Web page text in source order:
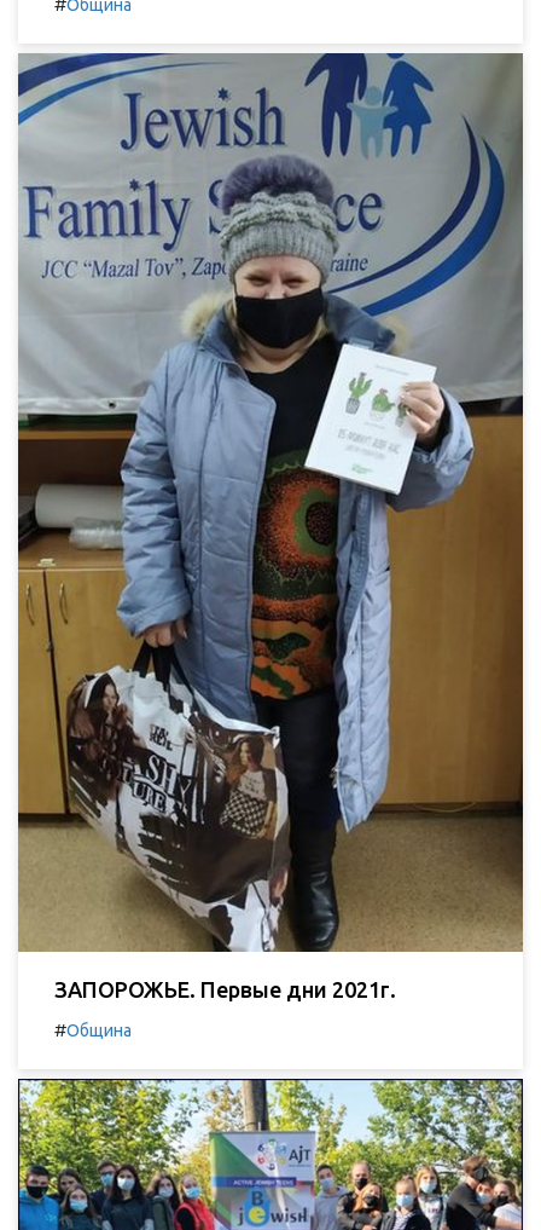
Община
ЗАПОРОЖЬЕ. Первые дни 2021г.
#Община